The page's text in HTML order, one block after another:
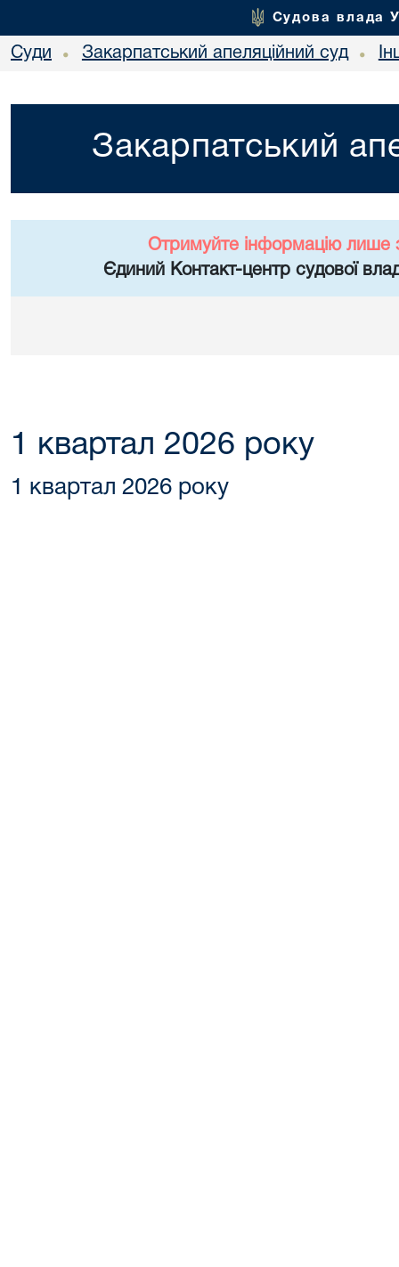
Судова влада
Суди • Закарпатський апеляційний суд •
Закарпатський
Отримуйте інформацію лише
Єдиний Контакт-центр судової
1 квартал 2026 року
1 квартал 2026 року